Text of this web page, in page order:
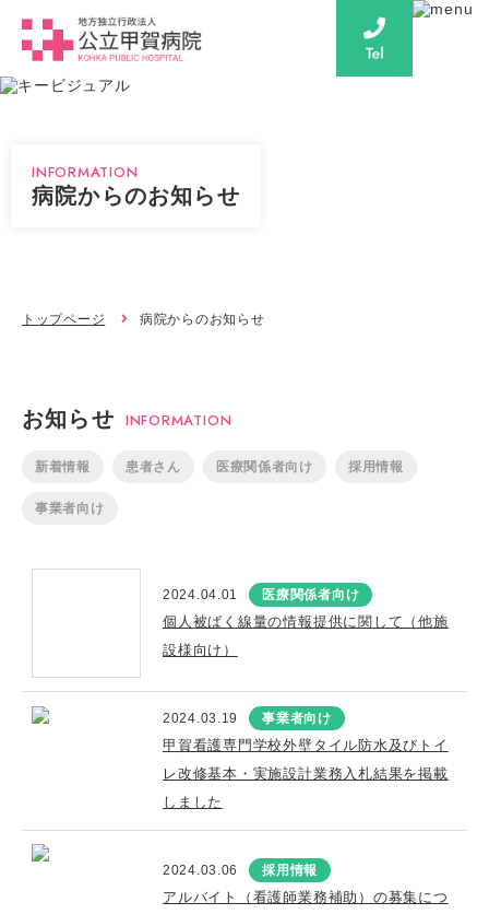
INFORMATION
病院からのお知らせ
トップページ 病院からのお知らせ
お知らせ INFORMATION
新着情報 患者さん 医療関係者向け 採用情報
事業者向け
2024.04.01 医療関係者向け
個人被ばく線量の情報提供に関して（他施
設様向け）
2024.03.19 事業者向け
甲賀看護専門学校外壁タイル防水及びトイ
レ改修基本・実施設計業務入札結果を掲載
しました
2024.03.06 採用情報
アルバイト（看護師業務補助）の募集につ